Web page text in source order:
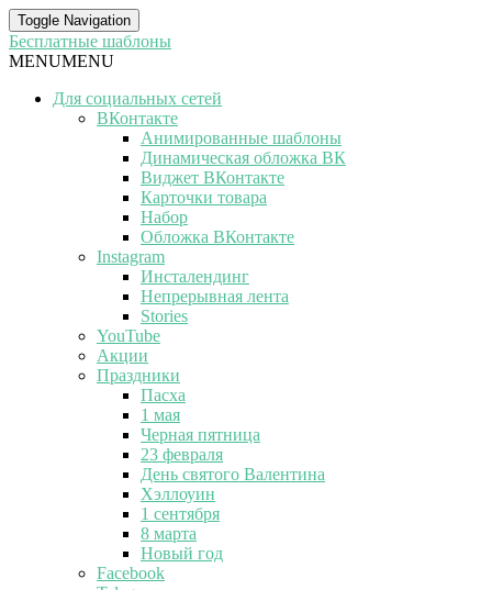
Toggle Navigation
Бесплатные шаблоны
MENUMENU
Для социальных сетей
ВКонтакте
Анимированные шаблоны
Динамическая обложка ВК
Виджет ВКонтакте
Карточки товара
Набор
Обложка ВКонтакте
Instagram
Инсталендинг
Непрерывная лента
Stories
YouTube
Акции
Праздники
Пасха
1 мая
Черная пятница
23 февраля
День святого Валентина
Хэллоуин
1 сентября
8 марта
Новый год
Facebook